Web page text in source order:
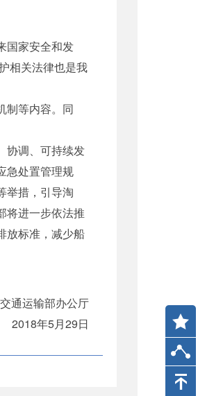
国家安全和发
相关法律也是我
制等内容。同
协调、可持续发
急处置管理规
举措，引导淘
将进一步依法推
放标准，减少船
交通运输部办公厅
2018年5月29日